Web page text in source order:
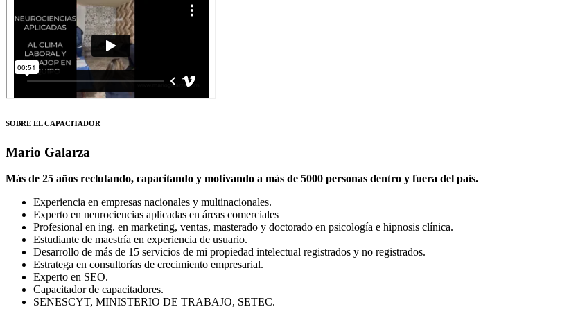
SOBRE EL CAPACITADOR
Mario Galarza
Más de 25 años reclutando, capacitando y motivando a más de 5000 personas dentro y fuera del país.
Experiencia en empresas nacionales y multinacionales.
Experto en neurociencias aplicadas en áreas comerciales
Profesional en ing. en marketing, ventas, masterado y doctorado en psicología e hipnosis clínica.
Estudiante de maestría en experiencia de usuario.
Desarrollo de más de 15 servicios de mi propiedad intelectual registrados y no registrados.
Estratega en consultorías de crecimiento empresarial.
Experto en SEO.
Capacitador de capacitadores.
SENESCYT, MINISTERIO DE TRABAJO, SETEC.